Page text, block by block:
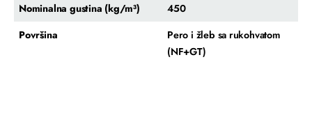
Nominalna gustina (kg/m³)
450
Površina
Pero i žleb sa rukohvatom
(NF+GT)